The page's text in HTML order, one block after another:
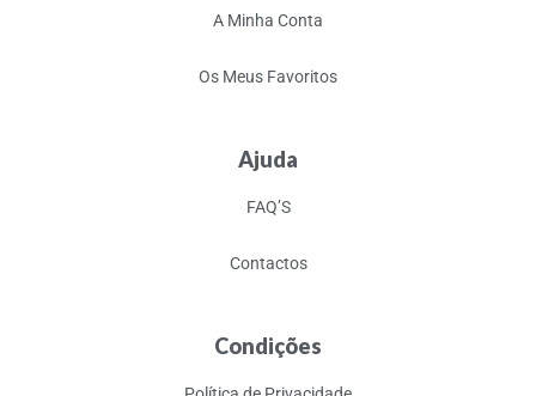
A Minha Conta
Os Meus Favoritos
Ajuda
FAQ’S
Contactos
Condições